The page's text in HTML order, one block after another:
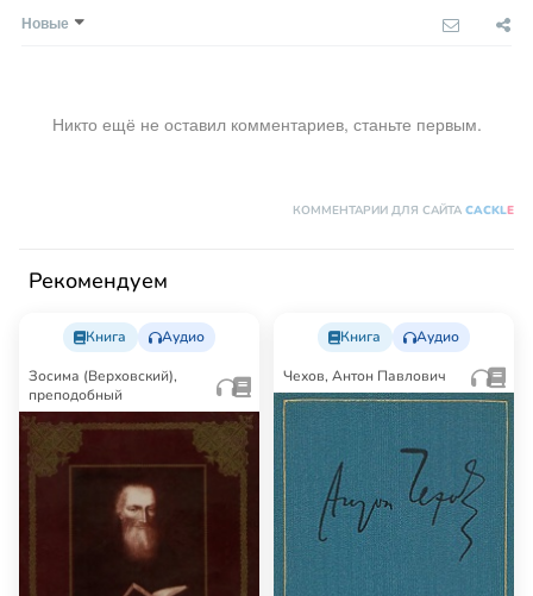
Новые
Никто ещё не оставил комментариев, станьте первым.
КОММЕНТАРИИ ДЛЯ САЙТА CACKLE
Рекомендуем
Книга Аудио
Зосима (Верховский),
преподобный
Книга Аудио
Чехов, Антон Павлович